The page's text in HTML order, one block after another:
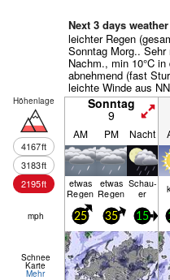
Next 3 days
leichter Regen
Sonntag Morg..
Nachm., min 10°C
abnehmend (fast
leichte Winde aus
Höhenlage
4167ft
3183ft
2195ft
Sonntag
9
AM PM Nacht
etwas
Regen
etwas
Regen
Schau­
er
mph 25 35 15
Schnee
Karte
Mehr